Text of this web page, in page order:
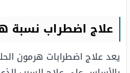
علاج اضطراب نسبة
يعد علاج اضطرابات هرمون